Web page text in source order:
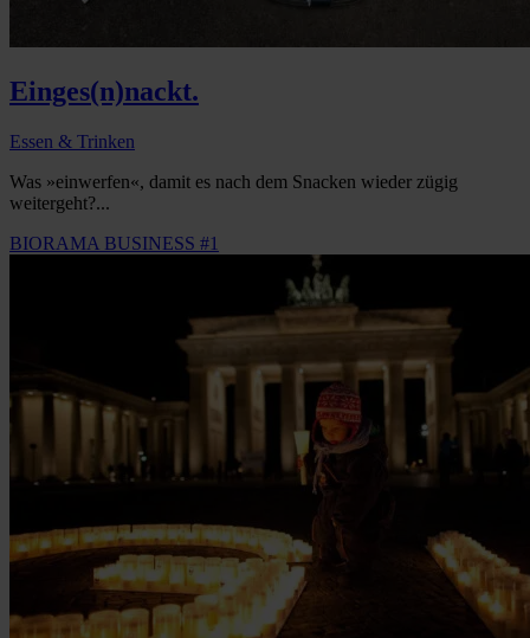
Einges(n)nackt.
Essen & Trinken
Was »einwerfen«, damit es nach dem Snacken wieder zügig
weitergeht?...
BIORAMA BUSINESS #1